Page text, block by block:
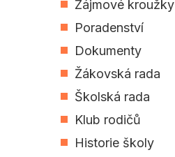
Zájmové kroužky
Poradenství
Dokumenty
Žákovská rada
Školská rada
Klub rodičů
Historie školy